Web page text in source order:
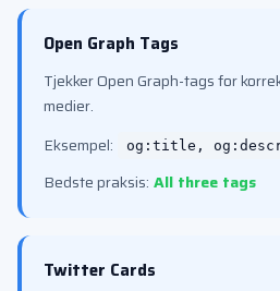
Open Graph Tags
Tjekker Open Graph-tags for
medier.
Eksempel:
og:title,
Bedste praksis: All three tags
Twitter Cards